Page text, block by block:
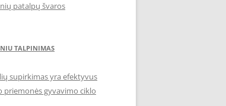
patalpų švaros
TALPINIMAS
supirkimas yra efektyvus
priemonės gyvavimo ciklo